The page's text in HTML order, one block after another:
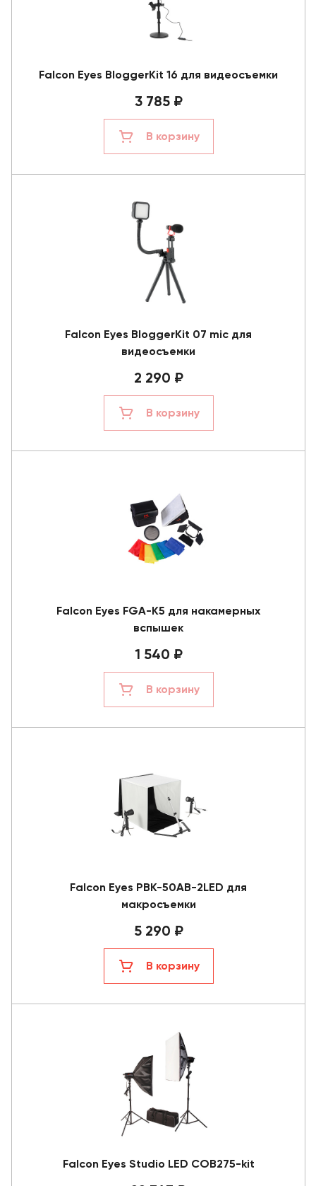
Falcon Eyes BloggerKit 16 для видеосъемки
3 785 ₽
В корзину
Falcon Eyes BloggerKit 07 mic для
видеосъемки
2 290 ₽
В корзину
Falcon Eyes FGA-K5 для накамерных
вспышек
1 540 ₽
В корзину
Falcon Eyes PBK-50AB-2LED для
макросъемки
5 290 ₽
В корзину
Falcon Eyes Studio LED COB275-kit